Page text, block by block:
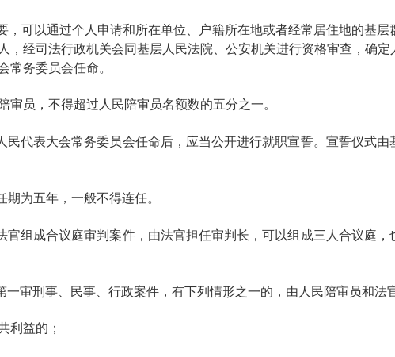
，可以通过个人申请和所在单位、户籍所在地或者经常居住地的基
，经司法行政机关会同基层人民法院、公安机关进行资格审查，确
常务委员会任命。
审员，不得超过人民陪审员名额数的五分之一。
民代表大会常务委员会任命后，应当公开进行就职宣誓。宣誓仪式
期为五年，一般不得连任。
官组成合议庭审判案件，由法官担任审判长，可以组成三人合议庭
一审刑事、民事、行政案件，有下列情形之一的，由人民陪审员和法
利益的；